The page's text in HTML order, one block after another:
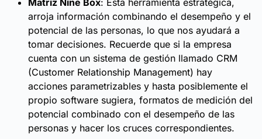
Matriz Nine Box: Esta herramienta estratégica,
arroja información combinando el desempeño y el
potencial de las personas, lo que nos ayudará a
tomar decisiones. Recuerde que si la empresa
cuenta con un sistema de gestión llamado CRM
(Customer Relationship Management) hay
acciones parametrizables y hasta posiblemente el
propio software sugiera, formatos de medición del
potencial combinado con el desempeño de las
personas y hacer los cruces correspondientes.